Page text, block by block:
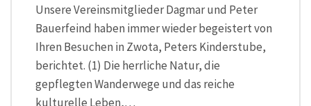
Unsere Vereinsmitglieder Dagmar und Peter
Bauerfeind haben immer wieder begeistert von
Ihren Besuchen in Zwota, Peters Kinderstube,
berichtet. (1) Die herrliche Natur, die
gepflegten Wanderwege und das reiche
kulturelle Leben,…